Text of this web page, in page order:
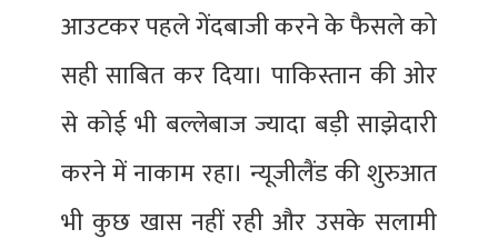
आउटकर पहले गेंदबाजी करने के फैसले को
सही साबित कर दिया। पाकिस्तान की ओर
से कोई भी बल्लेबाज ज्यादा बड़ी साझेदारी
करने में नाकाम रहा। न्यूजीलैंड की शुरुआत
भी कुछ खास नहीं रही और उसके सलामी